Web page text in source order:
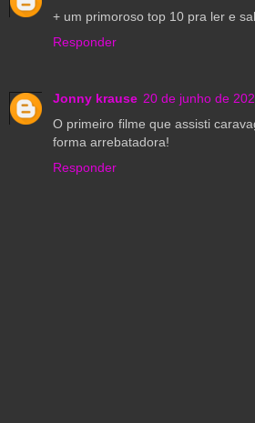
+ um primoroso top 10 pra ler e
Responder
Jonny krause 20 de junho de
O primeiro filme que assisti
forma arrebatadora!
Responder